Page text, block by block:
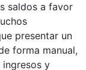
saldos a favor
presentar un
forma manual,
y